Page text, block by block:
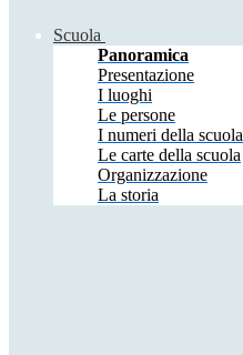
Scuola
Panoramica
Presentazione
I luoghi
Le persone
I numeri della scuola
Le carte della scuola
Organizzazione
La storia